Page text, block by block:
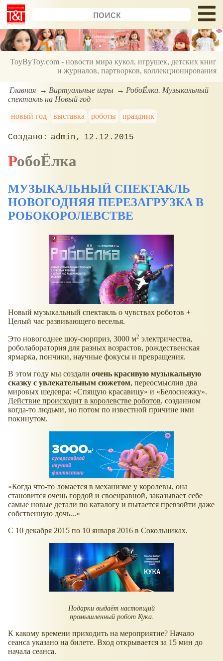
ToyByToy.com - новости мира кукол, игрушек, детских книг
и журналов, партворков, коллекционирования
Главная Виртуальные игры
РобоЁлка. Музыкальный
спектакль на Новый год
новый год
выставка роботы праздник
admin 12.12.2015
РобоЁлка
МУЗЫКАЛЬНЫЙ СПЕКТАКЛЬ
НОВОГОДНЯЯ ПЕРЕЗАГРУЗКА В
РОБОКОРОЛЕВСТВЕ
Новый музыкальный спектакль о чувствах роботов +
Целый час развивающего веселья.
Это новогоднее шоу-сюрприз, 3000 м2 электричества,
роболаборатория для разных возрастов, рождественская
ярмарка, пончики, научные фокусы и превращения.
В этом году мы создали очень красивую музыкальную
сказку с увлекательным сюжетом, переосмыслив два
мировых шедевра: «Спящую красавицу» и «Белоснежку».
Действие происходит в королевстве роботов, созданном
когда-то людьми, но потом по известной причине ими
покинутом.
«Когда что-то ломается в механизме у королевы, она
становится очень гордой и своенравной, заказывает себе
самые новые детали по каталогу и пытается превзойти даже
собственную дочь...»
С 10 декабря 2015 по 10 января 2016 в Сокольниках.
Подарки выдаёт настоящий
промышленный робот Кука.
К какому времени приходить на мероприятие? Начало
сеанса указано на билете. Вход открывается за 15 мин до
начала сеанса.